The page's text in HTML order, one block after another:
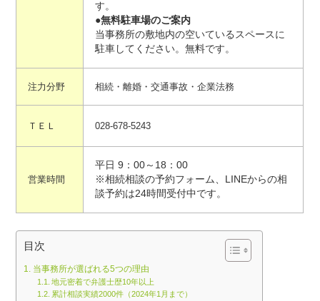
す。
●無料駐車場のご案内
当事務所の敷地内の空いているスペースに
駐車してください。無料です。
注力分野 相続・離婚・交通事故・企業法務
ＴＥＬ 028-678-5243
営業時間
平日 9：00～18：00
※相続相談の予約フォーム、LINEからの相
談予約は24時間受付中です。
目次
当事務所が選ばれる5つの理由
地元密着で弁護士歴10年以上
累計相談実績2000件（2024年1月まで）